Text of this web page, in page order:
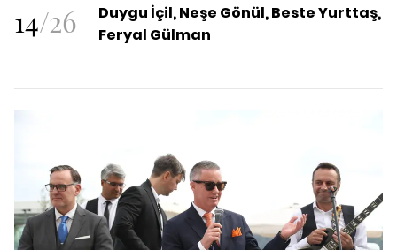
14/26
Duygu İçil, Neşe Gönül, Beste Yurttaş,
Feryal Gülman